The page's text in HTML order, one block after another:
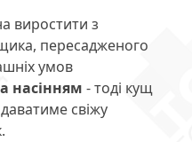
виростити з
пересадженого
умов
насінням - тоді кущ
свіжу